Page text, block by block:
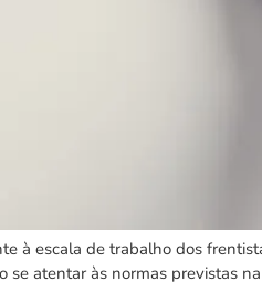
à escala de trabalho dos
atentar às normas previstas